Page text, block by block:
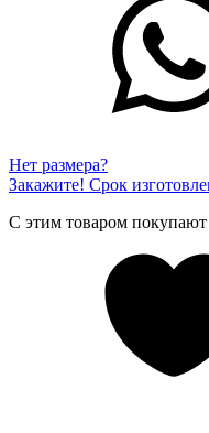
Нет размера?
Закажите! Срок
С этим товаром покупают